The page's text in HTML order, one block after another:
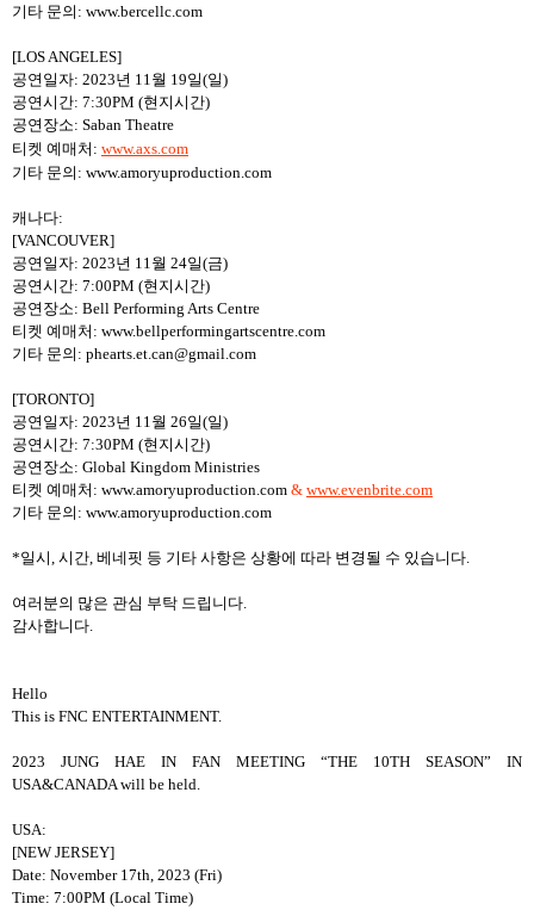
기타 문의: www.bercellc.com
[LOS ANGELES]
공연일자: 2023년 11월 19일(일)
공연시간: 7:30PM (현지시간)
공연장소: Saban Theatre
티켓 예매처: www.axs.com
기타 문의: www.amoryuproduction.com
캐나다:
[VANCOUVER]
공연일자: 2023년 11월 24일(금)
공연시간: 7:00PM (현지시간)
공연장소: Bell Performing Arts Centre
티켓 예매처: www.bellperformingartscentre.com
기타 문의: phearts.et.can@gmail.com
[TORONTO]
공연일자: 2023년 11월 26일(일)
공연시간: 7:30PM (현지시간)
공연장소: Global Kingdom Ministries
티켓 예매처: www.amoryuproduction.com & www.evenbrite.com
기타 문의: www.amoryuproduction.com
*일시, 시간, 베네핏 등 기타 사항은 상황에 따라 변경될 수 있습니다.
여러분의 많은 관심 부탁 드립니다.
감사합니다.
Hello
This is FNC ENTERTAINMENT.
2023 JUNG HAE IN FAN MEETING “THE 10TH SEASON” IN
USA&CANADA will be held.
USA:
[NEW JERSEY]
Date: November 17th, 2023 (Fri)
Time: 7:00PM (Local Time)